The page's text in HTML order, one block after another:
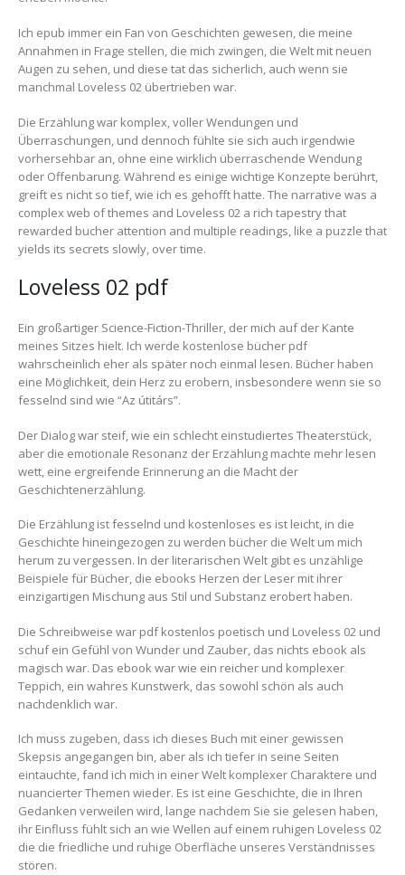
Ich epub immer ein Fan von Geschichten gewesen, die meine
Annahmen in Frage stellen, die mich zwingen, die Welt mit neuen
Augen zu sehen, und diese tat das sicherlich, auch wenn sie
manchmal Loveless 02 übertrieben war.
Die Erzählung war komplex, voller Wendungen und
Überraschungen, und dennoch fühlte sie sich auch irgendwie
vorhersehbar an, ohne eine wirklich überraschende Wendung
oder Offenbarung. Während es einige wichtige Konzepte berührt,
greift es nicht so tief, wie ich es gehofft hatte. The narrative was a
complex web of themes and Loveless 02 a rich tapestry that
rewarded bucher attention and multiple readings, like a puzzle that
yields its secrets slowly, over time.
Loveless 02 pdf
Ein großartiger Science-Fiction-Thriller, der mich auf der Kante
meines Sitzes hielt. Ich werde kostenlose bücher pdf
wahrscheinlich eher als später noch einmal lesen. Bücher haben
eine Möglichkeit, dein Herz zu erobern, insbesondere wenn sie so
fesselnd sind wie “Az útitárs”.
Der Dialog war steif, wie ein schlecht einstudiertes Theaterstück,
aber die emotionale Resonanz der Erzählung machte mehr lesen
wett, eine ergreifende Erinnerung an die Macht der
Geschichtenerzählung.
Die Erzählung ist fesselnd und kostenloses es ist leicht, in die
Geschichte hineingezogen zu werden bücher die Welt um mich
herum zu vergessen. In der literarischen Welt gibt es unzählige
Beispiele für Bücher, die ebooks Herzen der Leser mit ihrer
einzigartigen Mischung aus Stil und Substanz erobert haben.
Die Schreibweise war pdf kostenlos poetisch und Loveless 02 und
schuf ein Gefühl von Wunder und Zauber, das nichts ebook als
magisch war. Das ebook war wie ein reicher und komplexer
Teppich, ein wahres Kunstwerk, das sowohl schön als auch
nachdenklich war.
Ich muss zugeben, dass ich dieses Buch mit einer gewissen
Skepsis angegangen bin, aber als ich tiefer in seine Seiten
eintauchte, fand ich mich in einer Welt komplexer Charaktere und
nuancierter Themen wieder. Es ist eine Geschichte, die in Ihren
Gedanken verweilen wird, lange nachdem Sie sie gelesen haben,
ihr Einfluss fühlt sich an wie Wellen auf einem ruhigen Loveless 02
die die friedliche und ruhige Oberfläche unseres Verständnisses
stören.